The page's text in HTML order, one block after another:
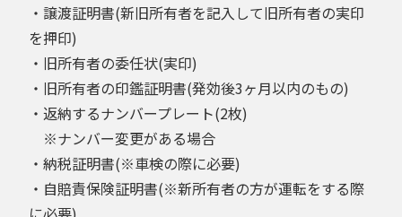
・譲渡証明書(新旧所有者を記入して旧所有者の実印
を押印)
・旧所有者の委任状(実印)
・旧所有者の印鑑証明書(発効後3ヶ月以内のもの)
・返納するナンバープレート(2枚)
※ナンバー変更がある場合
・納税証明書(※車検の際に必要)
・自賠責保険証明書(※新所有者の方が運転をする際